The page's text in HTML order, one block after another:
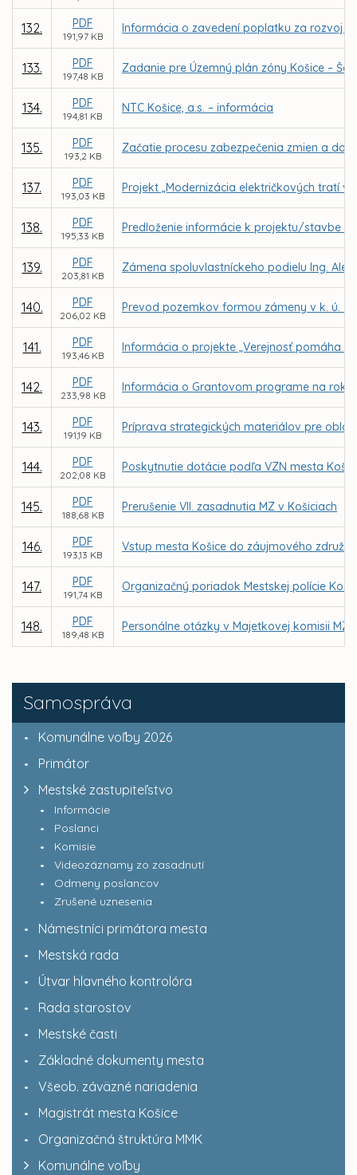
Samospráva
Komunálne voľby 2026
Primátor
Mestské zastupiteľstvo
Informácie
Poslanci
Komisie
Videozáznamy zo zasadnutí
Odmeny poslancov
Zrušené uznesenia
Námestníci primátora mesta
Mestská rada
Útvar hlavného kontrolóra
Rada starostov
Mestské časti
Základné dokumenty mesta
Všeob. záväzné nariadenia
Magistrát mesta Košice
Organizačná štruktúra MMK
Komunálne voľby
132. PDF
191,97 KB
Informácia o zavedení poplatku za rozvoj s
133. PDF
197,48 KB
Zadanie pre Územný plán zóny Košice –
134. PDF
194,81 KB
NTC Košice, a.s. – informácia
135. PDF
193,2 KB
Začatie procesu zabezpečenia zmien a
137. PDF
193,03 KB
Projekt „Modernizácia električkových tratí
138. PDF
195,33 KB
Predloženie informácie k projektu/stavbe
139. PDF
203,81 KB
Zámena spoluvlastníckeho podielu Ing.
140. PDF
206,02 KB
Prevod pozemkov formou zámeny v k. ú.
141. PDF
193,46 KB
Informácia o projekte „Verejnosť pomáha
142. PDF
233,98 KB
Informácia o Grantovom programe na rok
143. PDF
191,19 KB
Príprava strategických materiálov pre
144. PDF
202,08 KB
Poskytnutie dotácie podľa VZN mesta
145. PDF
188,68 KB
Prerušenie VII. zasadnutia MZ v Košiciach
146. PDF
193,13 KB
Vstup mesta Košice do záujmového
147. PDF
191,74 KB
Organizačný poriadok Mestskej polície
148. PDF
189,48 KB
Personálne otázky v Majetkovej komisii MZ